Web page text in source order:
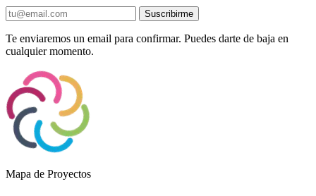
Suscribirme
Te enviaremos un email para confirmar. Puedes darte de baja en
cualquier momento.
Mapa de Proyectos